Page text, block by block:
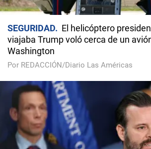
SEGURIDAD
El helicóptero
viajaba Trump voló cerca de un
Washington
Por REDACCIÓN/Diario Las Américas